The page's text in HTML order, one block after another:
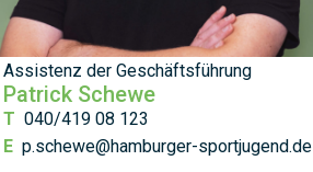
Assistenz der Geschäftsführung
Patrick Schewe
T 040/419 08 123
E p.schewe@hamburger-sportjugend.de